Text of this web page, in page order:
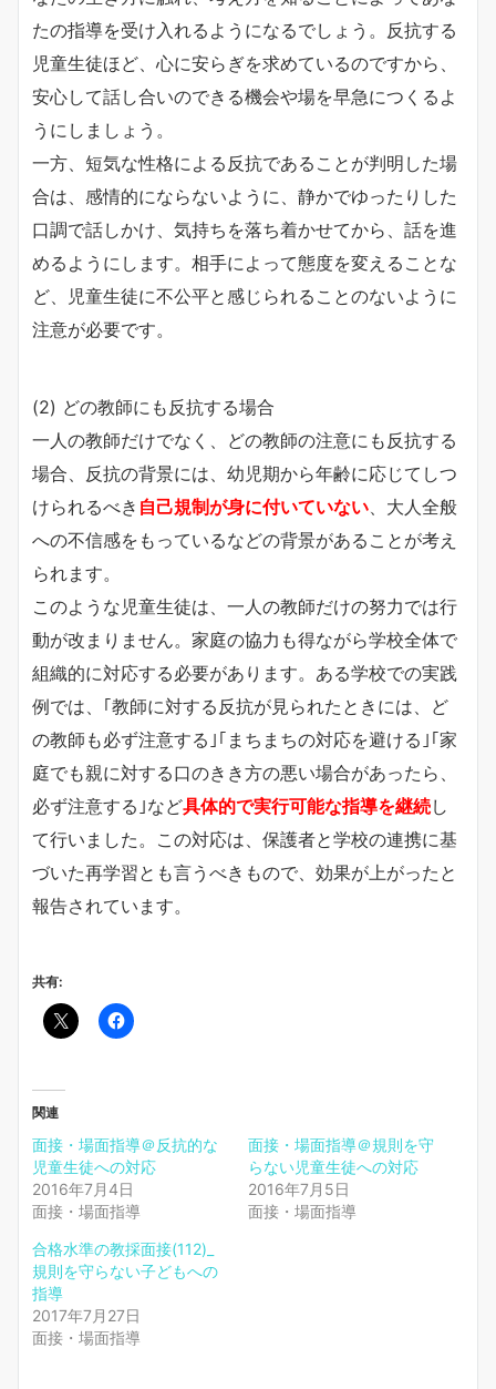
たの指導を受け入れるようになるでしょう。反抗する
児童生徒ほど、心に安らぎを求めているのですから、
安心して話し合いのできる機会や場を早急につくるよ
うにしましょう。
一方、短気な性格による反抗であることが判明した場
合は、感情的にならないように、静かでゆったりした
口調で話しかけ、気持ちを落ち着かせてから、話を進
めるようにします。相手によって態度を変えることな
ど、児童生徒に不公平と感じられることのないように
注意が必要です。
(2) どの教師にも反抗する場合
一人の教師だけでなく、どの教師の注意にも反抗する
場合、反抗の背景には、幼児期から年齢に応じてしつ
けられるべき 自己規制が身に付いていない 、大人全般
への不信感をもっているなどの背景があることが考え
られます。
このような児童生徒は、一人の教師だけの努力では行
動が改まりません。家庭の協力も得ながら学校全体で
組織的に対応する必要があります。ある学校での実践
例では、｢教師に対する反抗が見られたときには、ど
の教師も必ず注意する｣｢まちまちの対応を避ける｣｢家
庭でも親に対する口のきき方の悪い場合があったら、
必ず注意する｣など具体的で実行可能な指導を継続し
て行いました。この対応は、保護者と学校の連携に基
づいた再学習とも言うべきもので、効果が上がったと
報告されています。
共有:
関連
面接・場面指導＠反抗的な
児童生徒への対応
2016年7月4日
面接・場面指導
面接・場面指導＠規則を守
らない児童生徒への対応
2016年7月5日
面接・場面指導
合格水準の教採面接(112)_
規則を守らない子どもへの
指導
2017年7月27日
面接・場面指導